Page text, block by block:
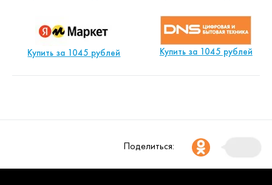
Купить за 1045 рублей Купить за 1045 рублей
Поделиться: